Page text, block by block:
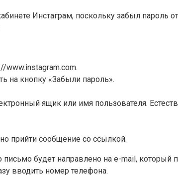
Инстаграм, поскольку забыл пароль
www.instagram.com.
на кнопку «Забыли пароль».
ящик или имя пользователя.
прийти сообщение со ссылкой.
письмо будет направлено на e-mail, который
вводить номер телефона.